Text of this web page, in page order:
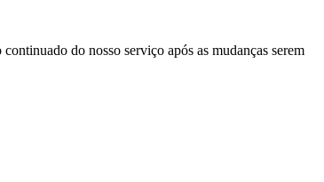
do nosso serviço após as mudanças serem